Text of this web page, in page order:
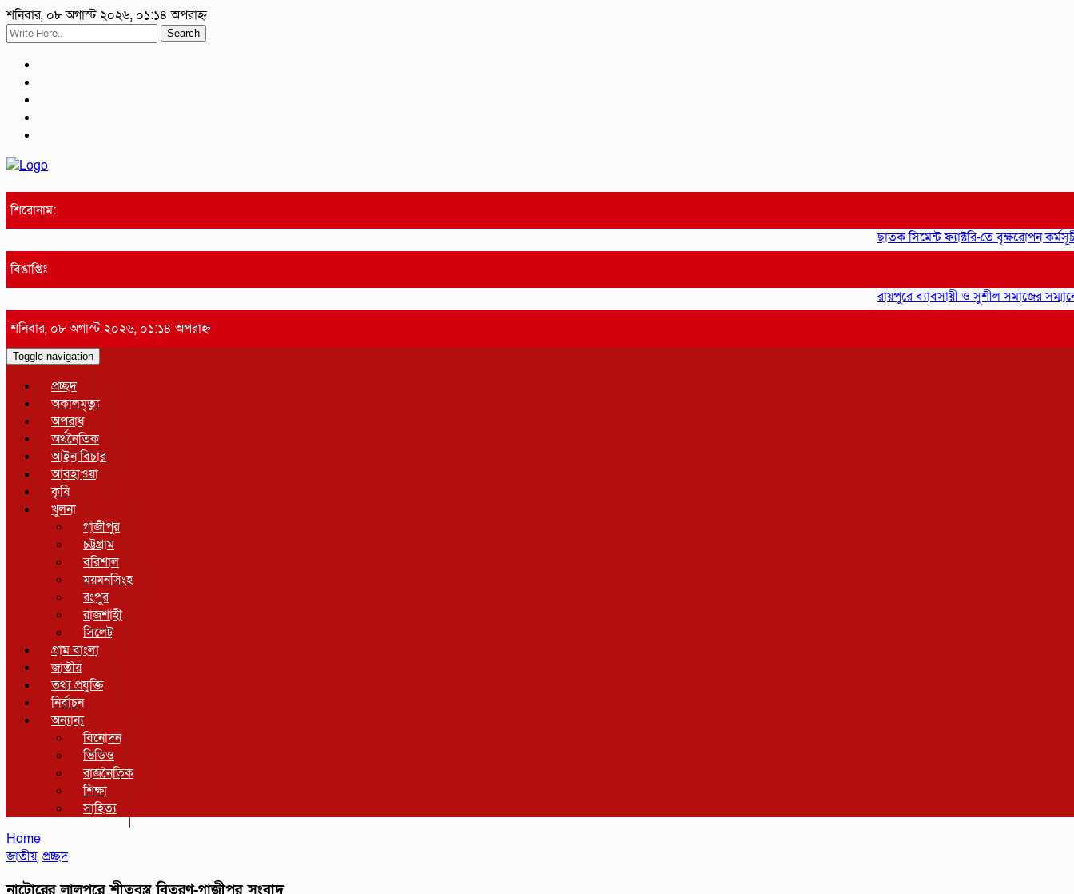
শনিবার, ০৮ অগাস্ট ২০২৬, ০১:১৪ অপরাহ্ন
Search
শিরোনাম:
ছাতক সিমেন্ট ফ্যাক্টরি-তে বৃক্ষরোপন কর্মসূচীর
বিঙাপ্তিঃ
রায়পুরে ব্যাবসায়ী ও সুশীল সমাজের সম্মানে
শনিবার, ০৮ অগাস্ট ২০২৬, ০১:১৪ অপরাহ্ন
Toggle navigation
প্রচ্ছদ
অকালমৃত্যু
অপরাধ
অর্থনৈতিক
আইন বিচার
আবহাওয়া
কৃষি
খুলনা
গাজীপুর
চট্টগ্রাম
বরিশাল
ময়মনসিংহ
রংপুর
রাজশাহী
সিলেট
গ্রাম বাংলা
জাতীয়
তথ্য প্রযুক্তি
নির্বাচন
অন্যান্য
বিনোদন
ভিডিও
রাজনৈতিক
শিক্ষা
সাহিত্য
Home
জাতীয়,প্রচ্ছদ